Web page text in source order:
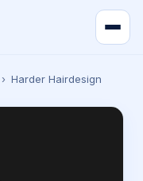
› Harder Hairdesign